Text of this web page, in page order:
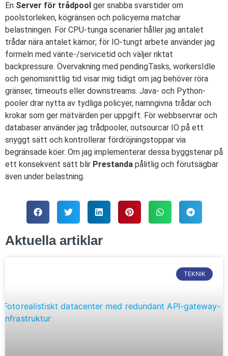
En Server för trådpool ger snabba svarstider om
poolstorleken, kögränsen och policyerna matchar
belastningen. För CPU-tunga scenarier håller jag antalet
trådar nära antalet kärnor; för IO-tungt arbete använder jag
formeln med vänte-/servicetid och väljer riktat
backpressure. Övervakning med pendingTasks, workersIdle
och genomsnittlig tid visar mig tidigt om jag behöver röra
gränser, timeouts eller downstreams. Java- och Python-
pooler drar nytta av tydliga policyer, namngivna trådar och
krokar som ger mätvärden per uppgift. För webbservrar och
databaser använder jag trådpooler, outsourcar IO på ett
snyggt sätt och kontrollerar fördröjningstoppar via
begränsade köer. Om jag implementerar dessa byggstenar på
ett konsekvent sätt blir Prestanda pålitlig och förutsägbar
även under belastning.
Aktuella artiklar
TEKNIK